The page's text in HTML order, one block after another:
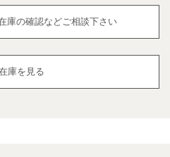
庫の確認などご相談下さい
庫を見る